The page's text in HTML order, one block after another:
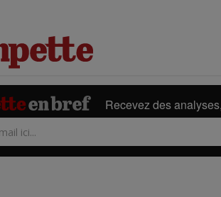
Recevez des